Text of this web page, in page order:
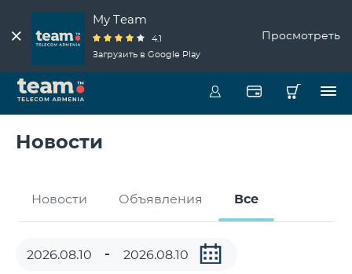
My Team
4.1
Загрузить в Google Play
Просмотреть
Новости
Новости Объявления Все